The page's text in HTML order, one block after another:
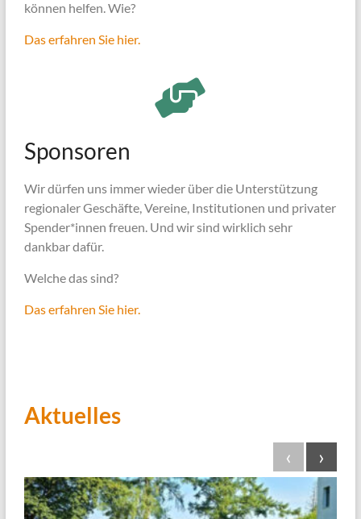
können helfen. Wie?
Das erfahren Sie hier.
Sponsoren
Wir dürfen uns immer wieder über die Unterstützung
regionaler Geschäfte, Vereine, Institutionen und privater
Spender*innen freuen. Und wir sind wirklich sehr
dankbar dafür.
Welche das sind?
Das erfahren Sie hier.
Aktuelles
‹ ›